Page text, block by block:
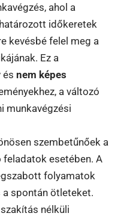
ahol a
időkeretek
kevésbé felel meg a
Ez a
és nem képes
a változó
munkavégzési
szembetűnőek a
esetében. A
folyamatok
spontán ötleteket.
nélküli